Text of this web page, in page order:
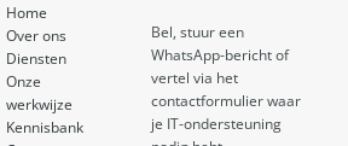
Home
Over ons
Diensten
Onze
werkwijze
Kennisbank
Bel, stuur een
WhatsApp-bericht of
vertel via het
contactformulier waar
je IT-ondersteuning